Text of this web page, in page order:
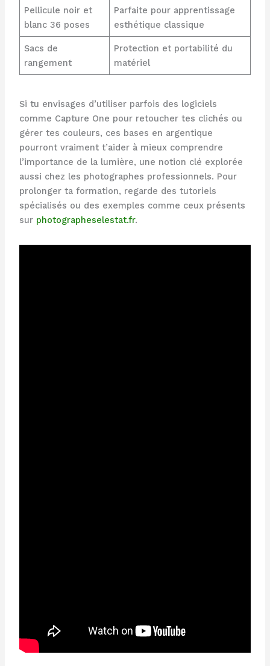
Pellicule noir et
blanc 36 poses
Parfaite pour apprentissage
esthétique classique
Sacs de
rangement
Protection et portabilité du
matériel
Si tu envisages d’utiliser parfois des logiciels
comme Capture One pour retoucher tes clichés ou
gérer tes couleurs, ces bases en argentique
pourront vraiment t’aider à mieux comprendre
l’importance de la lumière, une notion clé explorée
aussi chez les photographes professionnels. Pour
prolonger ta formation, regarde des tutoriels
spécialisés ou des exemples comme ceux présents
sur photographeselestat.fr.